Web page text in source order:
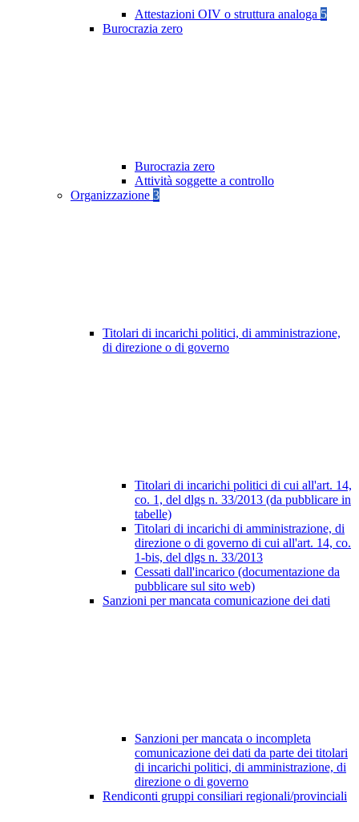
Attestazioni OIV o struttura analoga 5
Burocrazia zero
Burocrazia zero
Attività soggette a controllo
Organizzazione 3
Titolari di incarichi politici, di amministrazione,
di direzione o di governo
Titolari di incarichi politici di cui all'art. 14,
co. 1, del dlgs n. 33/2013 (da pubblicare in
tabelle)
Titolari di incarichi di amministrazione, di
direzione o di governo di cui all'art. 14, co.
1-bis, del dlgs n. 33/2013
Cessati dall'incarico (documentazione da
pubblicare sul sito web)
Sanzioni per mancata comunicazione dei dati
Sanzioni per mancata o incompleta
comunicazione dei dati da parte dei titolari
di incarichi politici, di amministrazione, di
direzione o di governo
Rendiconti gruppi consiliari regionali/provinciali